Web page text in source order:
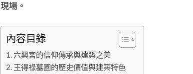
現場。
內容目錄
六興宮的信仰傳承與建築之美
王得祿墓園的歷史價值與建築特色